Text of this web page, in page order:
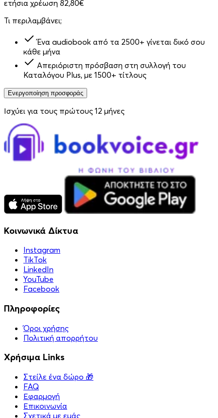
ετήσια χρέωση 82,80€
Τι περιλαμβάνει;
Ένα audiobook από τα 2500+ γίνεται δικό σου
κάθε μήνα
Απεριόριστη πρόσβαση στη συλλογή του
Καταλόγου Plus, με 1500+ τίτλους
Ενεργοποίηση προσφοράς
Ισχύει για τους πρώτους 12 μήνες
Κοινωνικά Δίκτυα
Instagram
TikTok
LinkedIn
YouTube
Facebook
Πληροφορίες
Όροι χρήσης
Πολιτική απορρήτου
Χρήσιμα Links
Στείλε ένα δώρο 🎁
FAQ
Εφαρμογή
Επικοινωνία
Σχετικά με εμάς